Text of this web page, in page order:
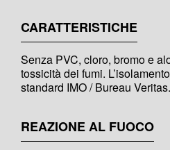
CARATTERISTICHE
Senza PVC, cloro, bromo e
tossicità dei fumi.
standard IMO / Bureau Veritas.
REAZIONE AL FUOCO